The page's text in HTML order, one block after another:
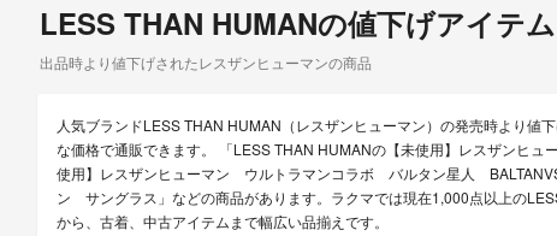
LESS THAN HUMANの値下げアイテム
出品時より値下げされたレスザンヒューマンの商品
人気ブランドLESS THAN HUMAN（レスザンヒューマン）の発売時より値
な価格で通販できます。 「LESS THAN HUMANの【未使用】レスザン
使用】レスザンヒューマン ウルトラマンコラボ バルタン星人
ン サングラス」などの商品があります。ラクマでは現在1,000点以上の
から、古着、中古アイテムまで幅広い品揃えです。